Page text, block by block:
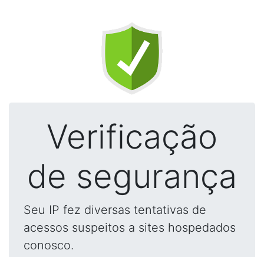
Verificação
de segurança
Seu IP fez diversas tentativas de
acessos suspeitos a sites hospedados
conosco.